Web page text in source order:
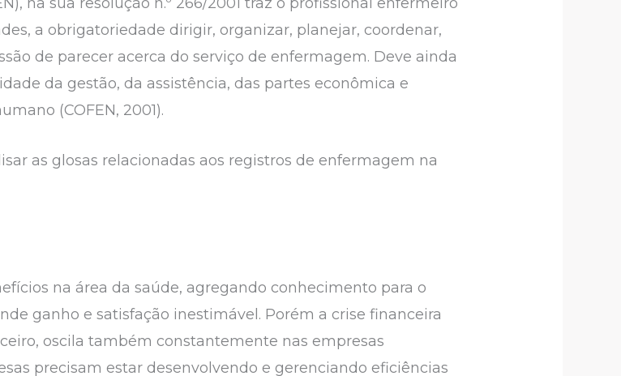
a obrigatoriedade dirigir, organizar, planejar, coordenar,
de parecer acerca do serviço de enfermagem. Deve ainda
da gestão, da assistência, das partes econômica e
(COFEN, 2001).
as glosas relacionadas aos registros de enfermagem na
na área da saúde, agregando conhecimento para o
ganho e satisfação inestimável. Porém a crise financeira
oscila também constantemente nas empresas
precisam estar desenvolvendo e gerenciando eficiências